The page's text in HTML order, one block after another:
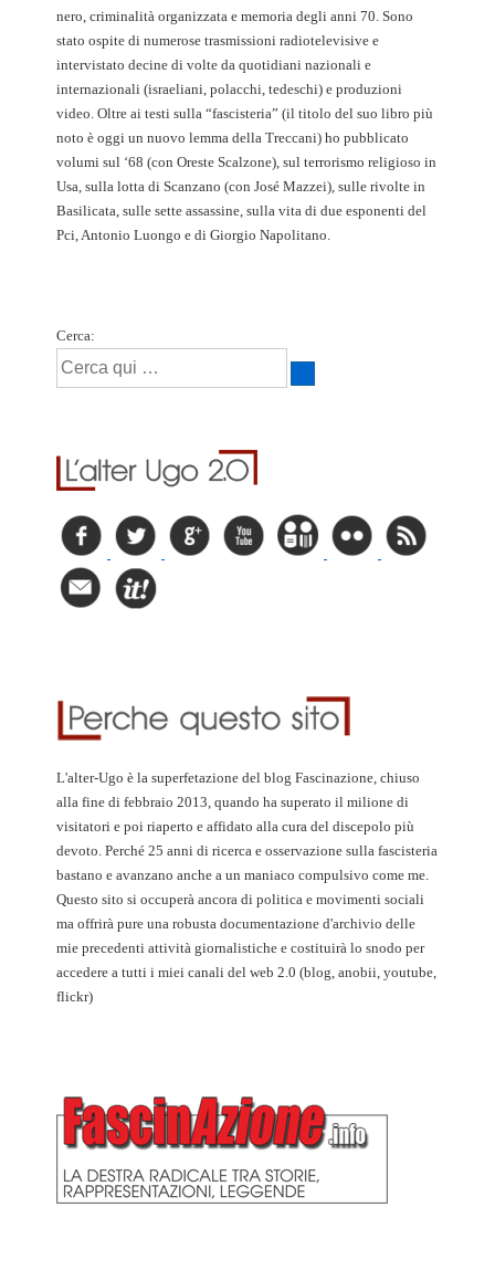
nero, criminalità organizzata e memoria degli anni 70. Sono
stato ospite di numerose trasmissioni radiotelevisive e
intervistato decine di volte da quotidiani nazionali e
internazionali (israeliani, polacchi, tedeschi) e produzioni
video. Oltre ai testi sulla “fascisteria” (il titolo del suo libro più
noto è oggi un nuovo lemma della Treccani) ho pubblicato
volumi sul ‘68 (con Oreste Scalzone), sul terrorismo religioso in
Usa, sulla lotta di Scanzano (con José Mazzei), sulle rivolte in
Basilicata, sulle sette assassine, sulla vita di due esponenti del
Pci, Antonio Luongo e di Giorgio Napolitano.
Cerca:
L'alter-Ugo è la superfetazione del blog Fascinazione, chiuso
alla fine di febbraio 2013, quando ha superato il milione di
visitatori e poi riaperto e affidato alla cura del discepolo più
devoto. Perché 25 anni di ricerca e osservazione sulla fascisteria
bastano e avanzano anche a un maniaco compulsivo come me.
Questo sito si occuperà ancora di politica e movimenti sociali
ma offrirà pure una robusta documentazione d'archivio delle
mie precedenti attività giornalistiche e costituirà lo snodo per
accedere a tutti i miei canali del web 2.0 (blog, anobii, youtube,
flickr)